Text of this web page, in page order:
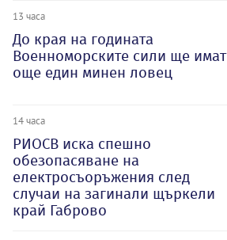
13 часа
До края на годината
Военноморските сили ще имат
още един минен ловец
14 часа
РИОСВ иска спешно
обезопасяване на
електросъоръжения след
случаи на загинали щъркели
край Габрово